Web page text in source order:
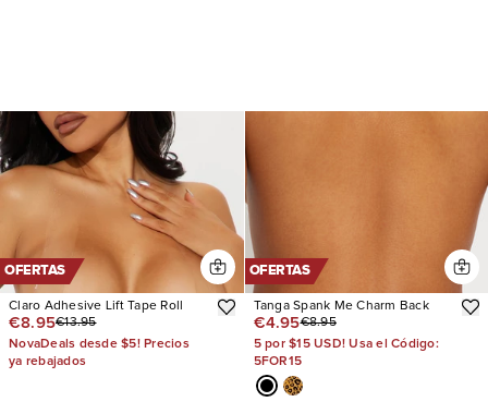
OFERTAS
Claro Adhesive Lift Tape Roll
€8.95€13.95
NovaDeals desde $5! Precios
ya rebajados
OFERTAS
Tanga Spank Me Charm Back
€4.95€8.95
5 por $15 USD! Usa el Código:
5FOR15